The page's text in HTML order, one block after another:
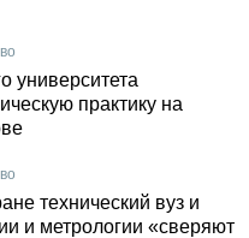
университета
практику на
технический вуз и
и метрологии «сверяют